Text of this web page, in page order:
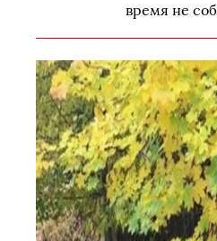
время не